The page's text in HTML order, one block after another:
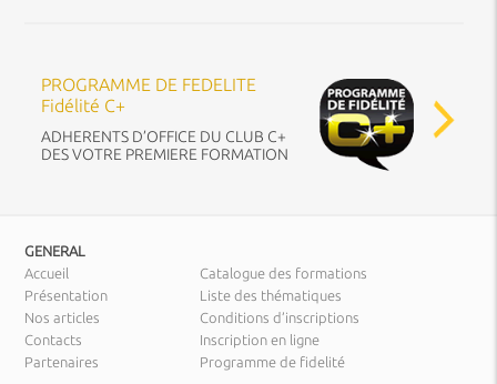
PROGRAMME DE FEDELITE
Fidélité C+
ADHERENTS D’OFFICE DU CLUB C+
DES VOTRE PREMIERE FORMATION
GENERAL
Accueil
Présentation
Nos articles
Contacts
Partenaires
Catalogue des formations
Liste des thématiques
Conditions d’inscriptions
Inscription en ligne
Programme de fidelité